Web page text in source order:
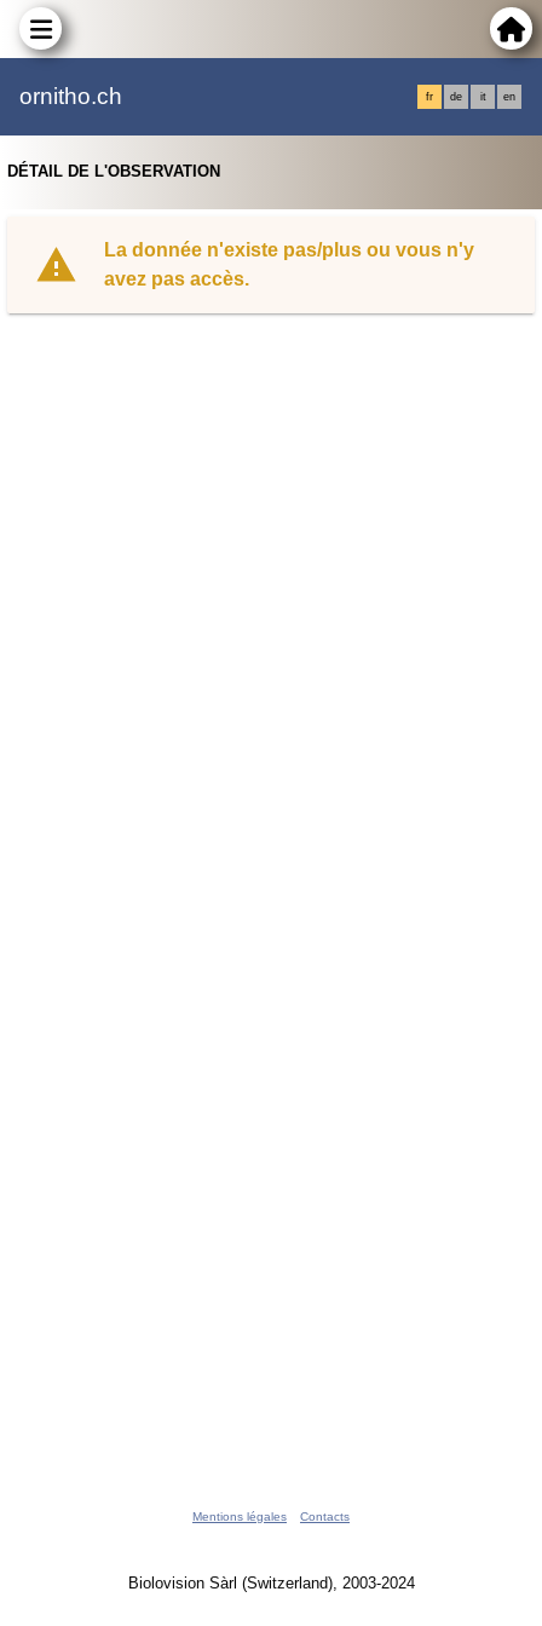
ornitho.ch fr de it en
DÉTAIL DE L'OBSERVATION
La donnée n'existe pas/plus ou vous n'y
avez pas accès.
Mentions légales Contacts
Biolovision Sàrl (Switzerland), 2003-2024